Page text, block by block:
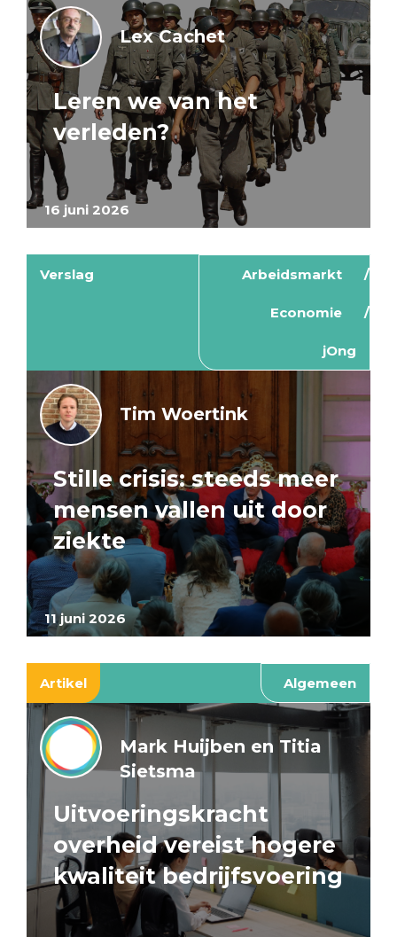
16 juni 2026
Lex Cachet
Leren we van het
verleden?
Verslag Arbeidsmarkt
Economie
jOng
11 juni 2026
Tim Woertink
Stille crisis: steeds meer
mensen vallen uit door
ziekte
Artikel Algemeen
Mark Huijben en Titia
Sietsma
Uitvoeringskracht
overheid vereist hogere
kwaliteit bedrijfsvoering